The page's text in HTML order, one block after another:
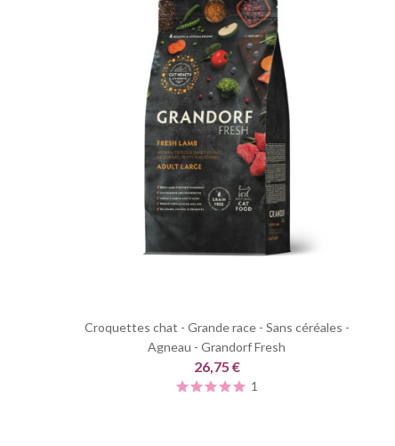
Croquettes chat - Grande race - Sans céréales -
Agneau - Grandorf Fresh
26,75 €
1